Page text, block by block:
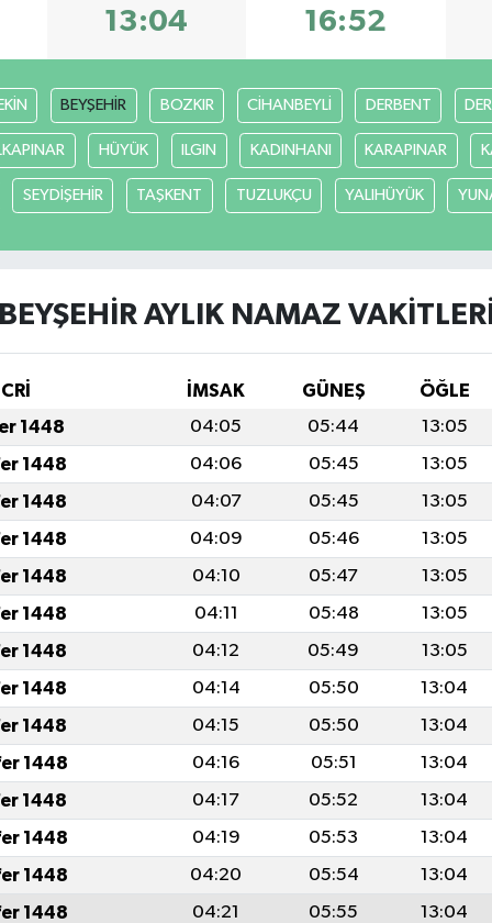
13:04 16:52
BEYŞEHİR BOZKIR CİHANBEYLİ DERBENT
HÜYÜK ILGIN KADINHANI KARAPINAR
SEYDİŞEHİR TAŞKENT TUZLUKÇU YALIHÜYÜK
AYLIK NAMAZ
İMSAK GÜNEŞ
ÖĞLE
1448
04:05 05:44
13:05
1448
04:06 05:45
13:05
1448
04:07 05:45
13:05
1448
04:09 05:46
13:05
1448
04:10 05:47
13:05
1448
04:11 05:48
13:05
1448
04:12 05:49
13:05
1448
04:14 05:50
13:04
1448
04:15 05:50
13:04
1448
04:16 05:51
13:04
1448
04:17 05:52
13:04
1448
04:19 05:53
13:04
1448
04:20 05:54
13:04
1448
04:21 05:55
13:04